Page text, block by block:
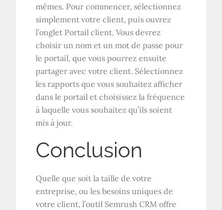
mêmes. Pour commencer, sélectionnez
simplement votre client, puis ouvrez
l’onglet Portail client. Vous devrez
choisir un nom et un mot de passe pour
le portail, que vous pourrez ensuite
partager avec votre client. Sélectionnez
les rapports que vous souhaitez afficher
dans le portail et choisissez la fréquence
à laquelle vous souhaitez qu’ils soient
mis à jour.
Conclusion
Quelle que soit la taille de votre
entreprise, ou les besoins uniques de
votre client, l’outil Semrush CRM offre